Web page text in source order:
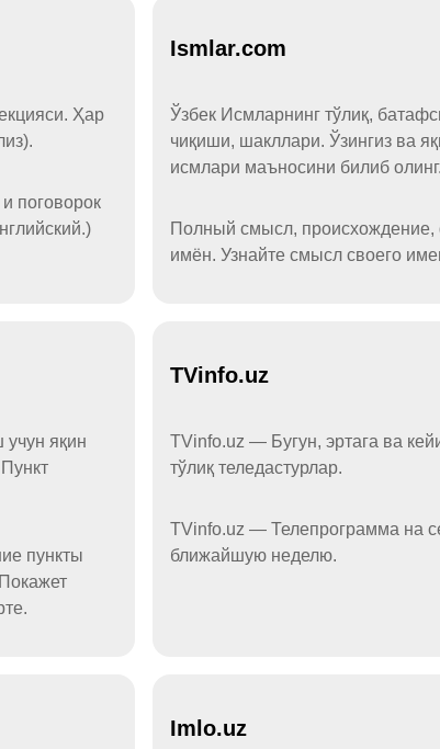
Ҳар
поговорок
Ismlar.com
Ўзбек Исмларнинг тўлиқ,
чиқиши, шакллари. Ўзингиз ва
исмлари маъносини билиб олинг.
Полный смысл, происхождение,
имён. Узнайте смысл своего
яқин
пункты
TVinfo.uz
TVinfo.uz — Бугун, эртага ва
тўлиқ теледастурлар.
TVinfo.uz — Телепрограмма на
ближайшую неделю.
Imlo.uz